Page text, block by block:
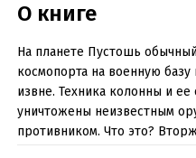
О книге
На планете Пустошь
космопорта на военную
извне. Техника колонны и
уничтожены неизвестным
противником. Что это?